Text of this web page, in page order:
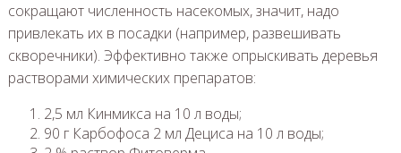
сокращают численность насекомых, значит, надо
привлекать их в посадки (например, развешивать
скворечники). Эффективно также опрыскивать деревья
растворами химических препаратов:
2,5 мл Кинмикса на 10 л воды;
90 г Карбофоса 2 мл Дециса на 10 л воды;